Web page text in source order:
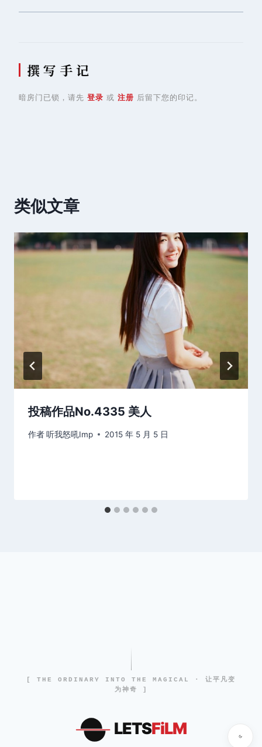
撰 写 手 记
暗房门已锁，请先 登录 或 注册 后留下您的印记。
类似文章
投稿作品No.4335 美人
作者听我怒吼Imp 2015 年 5 月 5 日
[ THE ORDINARY INTO THE MAGICAL · 让平凡变
为神奇 ]
LETSFiLM